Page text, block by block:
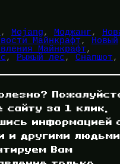
, Mojang, Моджанг,
Майнкрафт,
Новый
Майнкрафт
, Рыжый лес, Снапшот
сайту за 1 клик,
информацией
и другими
Вам